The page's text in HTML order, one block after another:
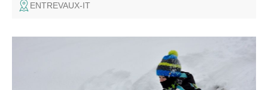
ENTREVAUX-IT
Un espace luge situé au cœur de la forêt de Ratéy, juste à
côté du chalet d’accueil. Location de luges sur place.